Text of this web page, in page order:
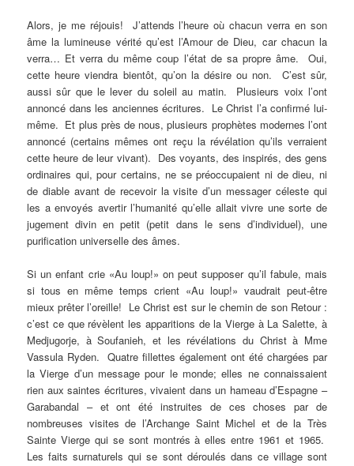
Alors, je me réjouis! J’attends l’heure où chacun verra en son
âme la lumineuse vérité qu’est l’Amour de Dieu, car chacun la
verra… Et verra du même coup l’état de sa propre âme. Oui,
cette heure viendra bientôt, qu’on la désire ou non. C’est sûr,
aussi sûr que le lever du soleil au matin. Plusieurs voix l’ont
annoncé dans les anciennes écritures. Le Christ l’a confirmé lui-
même. Et plus près de nous, plusieurs prophètes modernes l’ont
annoncé (certains mêmes ont reçu la révélation qu’ils verraient
cette heure de leur vivant). Des voyants, des inspirés, des gens
ordinaires qui, pour certains, ne se préoccupaient ni de dieu, ni
de diable avant de recevoir la visite d’un messager céleste qui
les a envoyés avertir l’humanité qu’elle allait vivre une sorte de
jugement divin en petit (petit dans le sens d’individuel), une
purification universelle des âmes.
Si un enfant crie «Au loup!» on peut supposer qu’il fabule, mais
si tous en même temps crient «Au loup!» vaudrait peut-être
mieux prêter l’oreille! Le Christ est sur le chemin de son Retour :
c’est ce que révèlent les apparitions de la Vierge à La Salette, à
Medjugorje, à Soufanieh, et les révélations du Christ à Mme
Vassula Ryden. Quatre fillettes également ont été chargées par
la Vierge d’un message pour le monde; elles ne connaissaient
rien aux saintes écritures, vivaient dans un hameau d’Espagne –
Garabandal – et ont été instruites de ces choses par de
nombreuses visites de l’Archange Saint Michel et de la Très
Sainte Vierge qui se sont montrés à elles entre 1961 et 1965.
Les faits surnaturels qui se sont déroulés dans ce village sont